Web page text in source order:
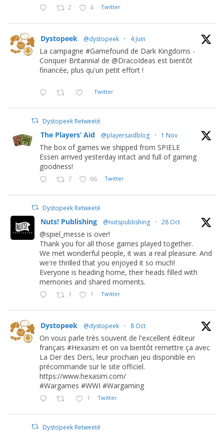
2 4 Twitter
Dystopeek @dystopeek · 4 Juin
La campagne #Gamefound de Dark Kingdoms -
Conquer Britannia! de @DracoIdeas est bientôt
financée, plus qu'un petit effort !
Twitter
Dystopeek Retweeté
The Players’ Aid @playersaidblog · 1 Nov
The box of games we shipped from SPIELE
Essen arrived yesterday intact and full of gaming
goodness!
7 66 Twitter
Dystopeek Retweeté
Nuts! Publishing @nutspublishing · 28 Oct
@spiel_messe is over!
Thank you for all those games played together.
We met wonderful people, it was a real pleasure. And
we're thrilled that you enjoyed it so much!
Everyone is heading home, their heads filled with
memories and shared moments.
1 1 Twitter
Dystopeek @dystopeek · 8 Oct
On vous parle très souvent de l'excellent éditeur
français #Hexasim et on va bientôt remettre ça avec
La Der des Ders, leur prochain jeu disponible en
précommande sur le site officiel.
https://www.hexasim.com/
#Wargames #WWI #Wargaming
1 Twitter
Dystopeek Retweeté